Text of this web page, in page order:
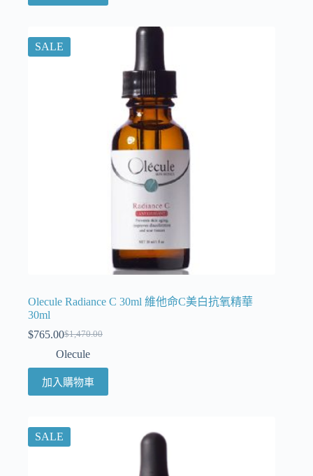
SALE
Olecule Radiance C 30ml 維他命C美白抗氧精華
30ml
$1,470.00
$765.00
Olecule
加入購物車
SALE